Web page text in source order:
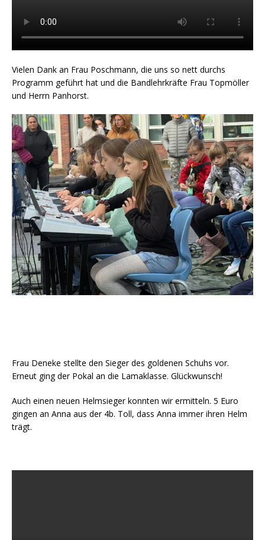
Vielen Dank an Frau Poschmann, die uns so nett durchs
Programm geführt hat und die Bandlehrkräfte Frau Topmöller
und Herrn Panhorst.
Frau Deneke stellte den Sieger des goldenen Schuhs vor.
Erneut ging der Pokal an die Lamaklasse. Glückwunsch!
Auch einen neuen Helmsieger konnten wir ermitteln. 5 Euro
gingen an Anna aus der 4b. Toll, dass Anna immer ihren Helm
trägt.